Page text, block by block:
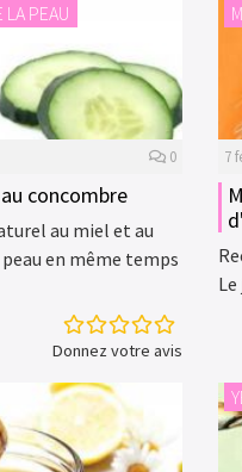
LA PEAU
0
concombre
au miel et au
en même temps
Donnez votre avis
7